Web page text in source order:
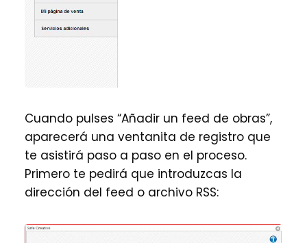
Cuando pulses “Añadir un feed de obras”,
aparecerá una ventanita de registro que
te asistirá paso a paso en el proceso.
Primero te pedirá que introduzcas la
dirección del feed o archivo RSS: